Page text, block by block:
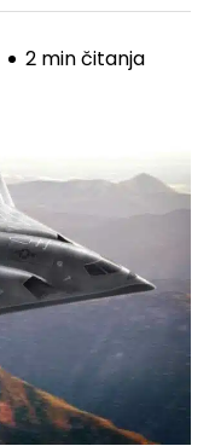
2 min čitanja